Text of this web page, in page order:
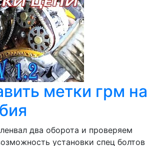
метки грм на
два оборота и проверяем
установки спец болтов